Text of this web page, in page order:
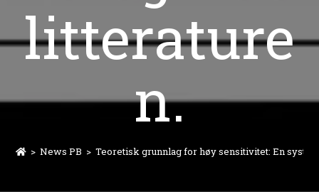
litterature
n.
> News PB > Teoretisk grunnlag for høy sensitivitet: En